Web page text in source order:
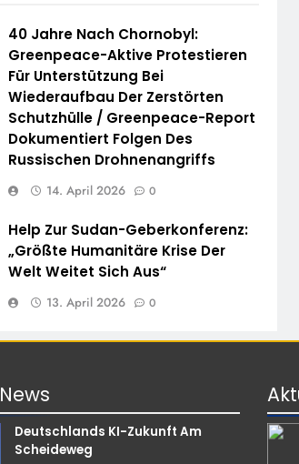
40 Jahre Nach Chornobyl:
Greenpeace-Aktive Protestieren
Für Unterstützung Bei
Wiederaufbau Der Zerstörten
Schutzhülle / Greenpeace-Report
Dokumentiert Folgen Des
Russischen Drohnenangriffs
14. April 2026 0
Help Zur Sudan-Geberkonferenz:
„Größte Humanitäre Krise Der
Welt Weitet Sich Aus“
13. April 2026 0
News
Deutschlands KI-Zukunft Am
Scheideweg